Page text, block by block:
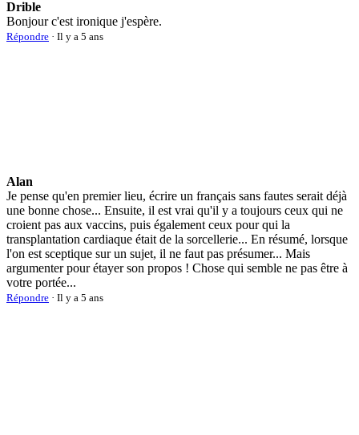
Drible
Bonjour c'est ironique j'espère.
Répondre · Il y a 5 ans
Alan
Je pense qu'en premier lieu, écrire un français sans fautes serait déjà
une bonne chose... Ensuite, il est vrai qu'il y a toujours ceux qui ne
croient pas aux vaccins, puis également ceux pour qui la
transplantation cardiaque était de la sorcellerie... En résumé, lorsque
l'on est sceptique sur un sujet, il ne faut pas présumer... Mais
argumenter pour étayer son propos ! Chose qui semble ne pas être à
votre portée...
Répondre · Il y a 5 ans